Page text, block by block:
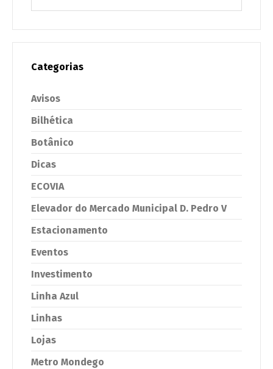
Categorias
Avisos
Bilhética
Botânico
Dicas
ECOVIA
Elevador do Mercado Municipal D. Pedro V
Estacionamento
Eventos
Investimento
Linha Azul
Linhas
Lojas
Metro Mondego